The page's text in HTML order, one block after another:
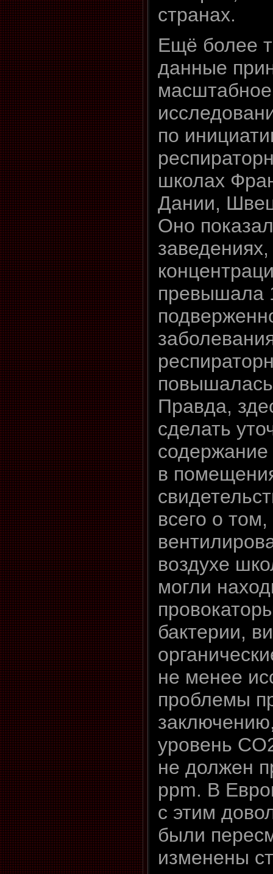
странах.
Ещё более
данные
по
школах
Дании,
Оно
заведениях,
превышала
Правда,
сделать
содержание
в
всего о
воздухе
могли
бактерии,
не менее
проблемы
уровень
не должен
ppm. В
с этим
были
изменены